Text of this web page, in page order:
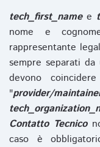
tech_first_namee
nome e
rappresentante
sempre separati
devono
"provider/
Contatto Tecnico
caso è